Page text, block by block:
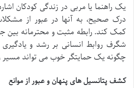
یک راهنما یا مربی در زندگی کودکان
درک صحیح، به آنها در عبور از
کمک کند. رابطه مثبت و محترمانه بین
شگرف روابط انسانی بر رشد و
چگونه یک حمایتگر خوب می تواند مسیر
کشف پتانسیل های پنهان و عبور از موانع